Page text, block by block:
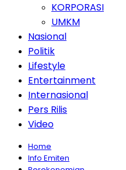
KORPORASI
UMKM
Nasional
Politik
Lifestyle
Entertainment
Internasional
Pers Rilis
Video
Home
Info Emiten